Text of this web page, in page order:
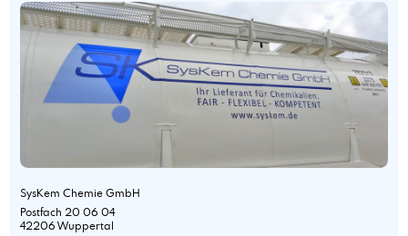
SysKem Chemie GmbH
Postfach 20 06 04
42206 Wuppertal